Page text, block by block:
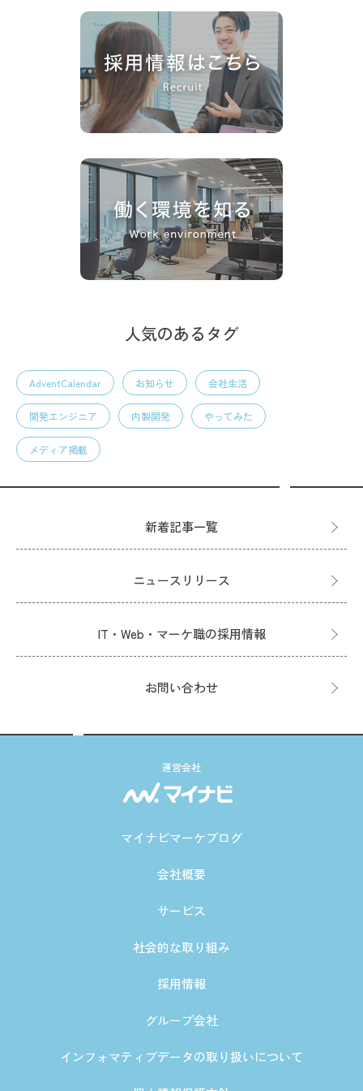
人気のあるタグ
AdventCalendar お知らせ 会社生活
開発エンジニア 内製開発 やってみた
メディア掲載
新着記事一覧
ニュースリリース
IT・Web・マーケ職の採用情報
お問い合わせ
運営会社
マイナビマーケブログ
会社概要
サービス
社会的な取り組み
採用情報
グループ会社
インフォマティブデータの取り扱いについて